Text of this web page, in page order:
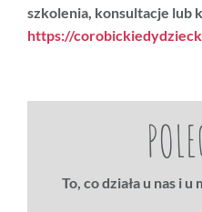
szkolenia, konsultacje lub
https://
To, co działa u nas i